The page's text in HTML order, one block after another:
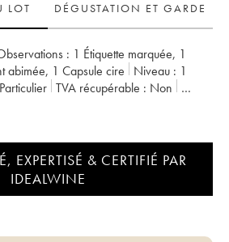
LOT
DÉGUSTATION ET GARDE
: 1 Étiquette marquée, 1
abimée, 1 Capsule cire Niveau : 1
particulier TVA récupérable :
non
EXPERTISÉ & CERTIFIÉ PAR
IDEALWINE